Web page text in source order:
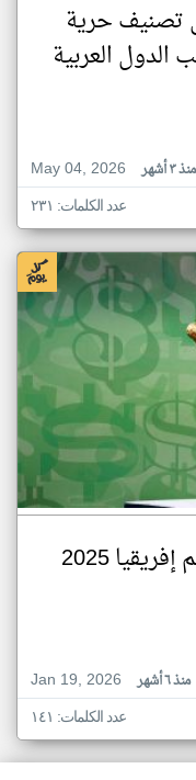
تصنيف حرية
الدول العربية
May 04, 2026
منذ ٣ أشهر
عدد الكلمات: ٢٣١
2025
Jan 19, 2026
منذ ٦ أشهر
عدد الكلمات: ١٤١